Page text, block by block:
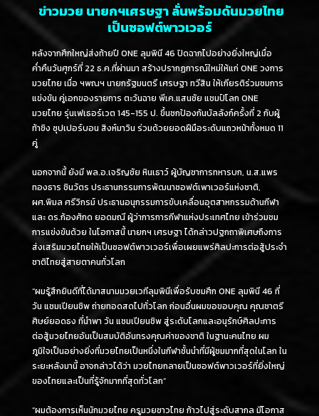
ข่าวมวย นายกฯเศรษฐา ลั่นพร้อมดันมวยไทย
เป็นซอฟต์พาวเวอร์
หลังจากศึกใหญ่ส่งท้ายปี ONE ลุมพินี 46 ปิดฉากไปอย่างยิ่งใหญ่เมื่อ
ค่ำคืนวันศุกร์ที่ 22 ธ.ค.ที่ผ่านมา สร้างปรากฏการณ์ใหม่ให้แก่ ONE วงการ
มวยไทย เมื่อ ฯพณฯ นายกรัฐมนตรี เศรษฐา ทวีสิน ให้เกียรติร่วมชมการ
แข่งขัน คู่เอกของรายการ ตะวันฉาย พีเค.แสนชัย แชมป์โลก ONE
มวยไทย รุ่นเฟเธอร์เวต 145-155 ป. ขึ้นชกป้องกันบัลลังก์ครั้งที่ 2 กับผู้
ท้าชิง ซุปเปอร์บอน สิงห์มาวิน ร่วมด้วยยอดฝีมือระดับแถวหน้าทั้งหมด 11
คู่
นอกจากนี้ ยังมี พล.อ.เจริญชัย หินเธาว์ ผู้บัญชาการทหารบก, น.ส.แพร
ทองธาร ชินวัตร ประธานกรรมการพัฒนาซอฟต์เพาเวอร์แห่งชาติ,
ผศ.พิมล ศรีวิกรม์ ประธานอนุกรรมการขับเคลื่อนอุตสาหกรรมด้านกีฬา
และ ดร.ก้องศักด ยอดมณี ผู้ว่าการการกีฬาแห่งประเทศไทย เข้าร่วมชม
การแข่งขันด้วย ในโอกาสนี้ นายกฯ เศรษฐา ได้กล่าวปฐกถาพิเศษถึงการ
ส่งเสริมมวยไทยให้เป็นซอฟต์พาวเวอร์เพื่อเผยแพร่ศิลปะการต่อสู้ประจำ
ชาติไทยสู่สายตาคนทั่วโลก
“ผมรู้สึกยินดีที่ได้มาสนามมวยเวทีลุมพินีเพื่อรับชมศึก ONE ลุมพินี 46 ที่
วัน แชมเปียนชิพ ถ่ายทอดสดไปทั่วโลก ก่อนอื่นผมขอขอบคุณ คุณชาตรี
ศิษย์ยอดธง ที่นำพา วัน แชมเปียนชิพ สู่ระดับโลกและอนุรักษ์ศิลปะการ
ต่อสู้มวยไทยอันเป็นสมบัติอันทรงคุณค่าของชาติ ในฐานะคนไทย ผม
ภูมิใจเป็นอย่างยิ่งที่มวยไทยเป็นหนึ่งในกีฬาชั้นนำที่มีผู้ชมมากที่สุดในโลก ใน
ระยะหลังมานี้ อาจกล่าวได้ว่า มวยไทยกลายเป็นซอฟต์พาวเวอร์ที่ยิ่งใหญ่
ของไทยและเป็นที่รู้จักมากที่สุดทั่วโลก”
“ผมต้องการเห็นนักมวยไทย ครูมวยชาวไทย ก้าวไปสู่ระดับสากล มีโอกาส